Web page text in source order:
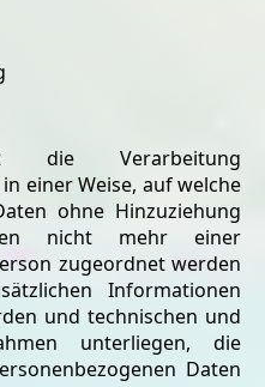
die Verarbeitung
einer Weise, auf welche
ohne Hinzuziehung
nicht mehr einer
zugeordnet werden
Informationen
und technischen und
unterliegen, die
Daten